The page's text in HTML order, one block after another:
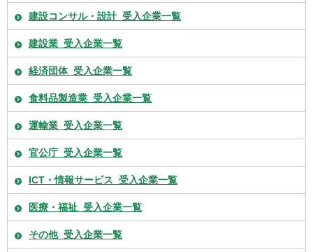
建設コンサル・設計_受入企業一覧
建設業_受入企業一覧
経済団体_受入企業一覧
食料品製造業_受入企業一覧
運輸業_受入企業一覧
官公庁_受入企業一覧
ICT・情報サービス_受入企業一覧
医療・福祉_受入企業一覧
その他_受入企業一覧